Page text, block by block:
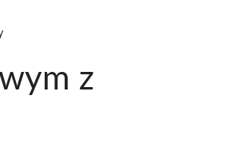
z